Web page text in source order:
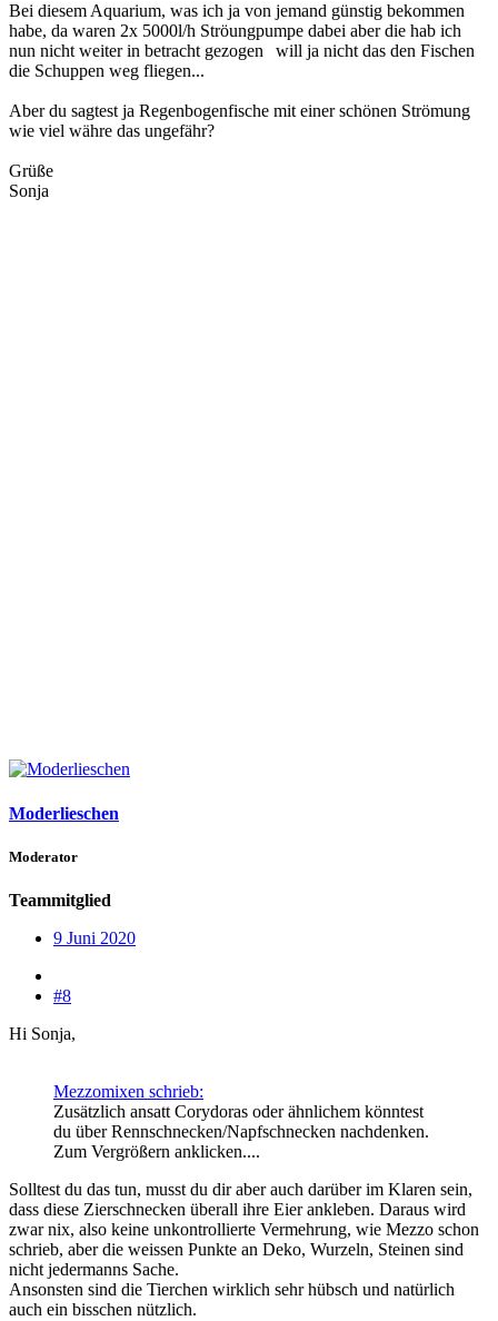
Bei diesem Aquarium, was ich ja von jemand günstig bekommen
habe, da waren 2x 5000l/h Ströungpumpe dabei aber die hab ich
nun nicht weiter in betracht gezogen
will ja nicht das den Fischen
die Schuppen weg fliegen...
Aber du sagtest ja Regenbogenfische mit einer schönen Strömung
wie viel währe das ungefähr?
Grüße
Sonja
Moderlieschen
Moderator
Teammitglied
9 Juni 2020
#8
Hi Sonja,
Mezzomixen schrieb:
Zusätzlich ansatt Corydoras oder ähnlichem könntest
du über Rennschnecken/Napfschnecken nachdenken.
Zum Vergrößern anklicken....
Solltest du das tun, musst du dir aber auch darüber im Klaren sein,
dass diese Zierschnecken überall ihre Eier ankleben. Daraus wird
zwar nix, also keine unkontrollierte Vermehrung, wie Mezzo schon
schrieb, aber die weissen Punkte an Deko, Wurzeln, Steinen sind
nicht jedermanns Sache.
Ansonsten sind die Tierchen wirklich sehr hübsch und natürlich
auch ein bisschen nützlich.